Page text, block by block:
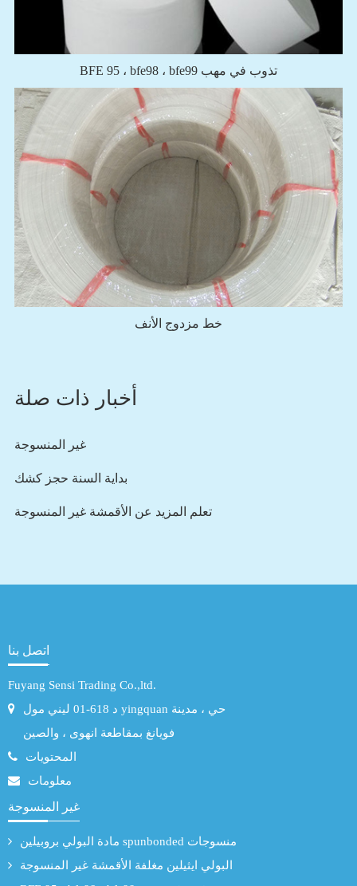
BFE 95 ، bfe98 ، bfe99 تذوب في مهب
خط مزدوج الأنف
أخبار ذات صلة
غير المنسوجة
بداية السنة حجز كشك
تعلم المزيد عن الأقمشة غير المنسوجة
اتصل بنا
Fuyang Sensi Trading Co.,ltd.
د 618-01 ليني مول yingquan حي ، مدينة
فويانغ بمقاطعة انهوى ، والصين
المحتويات
معلومات
غير المنسوجة
مادة البولي بروبيلين spunbonded منسوجات
البولي ايثيلين مغلفة الأقمشة غير المنسوجة